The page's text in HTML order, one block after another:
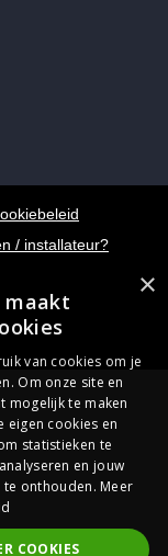
/ installateur?
×
maakt
van cookies om je
Om onze site en
mogelijk te maken
eigen cookies en
statistieken te
en jouw
onthouden. Meer
COOKIES